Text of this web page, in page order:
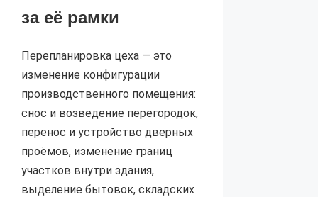
за её рамки
Перепланировка цеха — это
изменение конфигурации
производственного помещения:
снос и возведение перегородок,
перенос и устройство дверных
проёмов, изменение границ
участков внутри здания,
выделение бытовок, складских